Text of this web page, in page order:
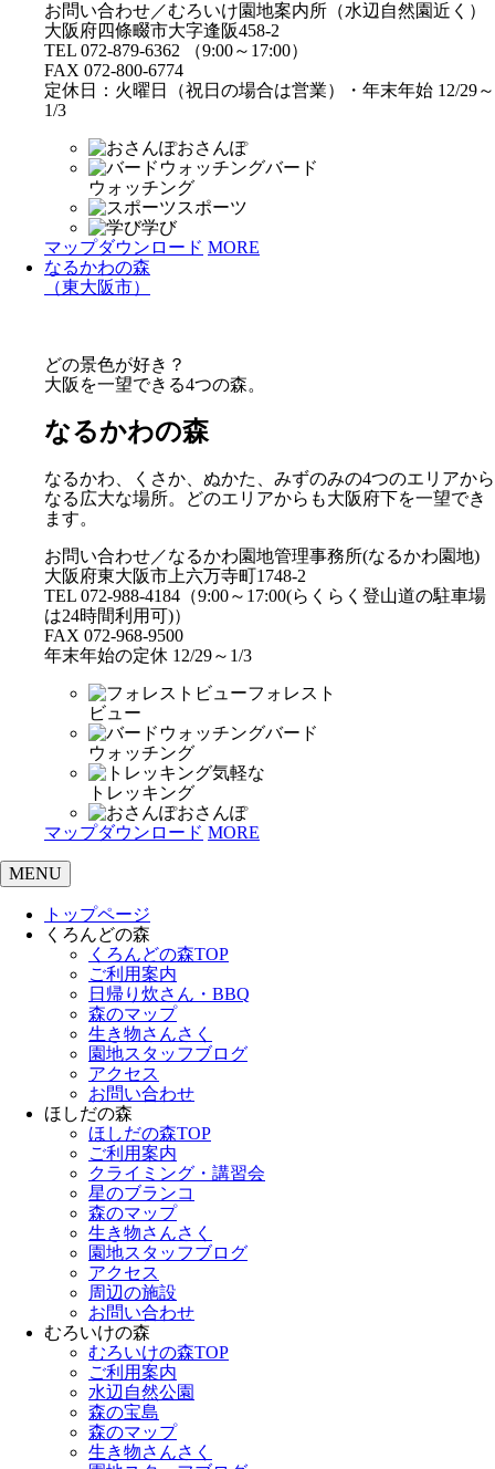
お問い合わせ／むろいけ園地案内所（水辺自然園近く）
大阪府四條畷市大字逢阪458-2
TEL 072-879-6362 （9:00～17:00）
FAX 072-800-6774
定休日：火曜日（祝日の場合は営業）・年末年始 12/29～
1/3
おさんぽ
バード
ウォッチング
スポーツ
学び
マップダウンロード MORE
なるかわの森
（東大阪市）
どの景色が好き？
大阪を一望できる4つの森。
なるかわの森
なるかわ、くさか、ぬかた、みずのみの4つのエリアから
なる広大な場所。どのエリアからも大阪府下を一望でき
ます。
お問い合わせ／なるかわ園地管理事務所(なるかわ園地)
大阪府東大阪市上六万寺町1748-2
TEL 072-988-4184（9:00～17:00(らくらく登山道の駐車場
は24時間利用可)）
FAX 072-968-9500
年末年始の定休 12/29～1/3
フォレスト
ビュー
バード
ウォッチング
気軽な
トレッキング
おさんぽ
マップダウンロード MORE
MENU
トップページ
くろんどの森
くろんどの森TOP
ご利用案内
日帰り炊さん・BBQ
森のマップ
生き物さんさく
園地スタッフブログ
アクセス
お問い合わせ
ほしだの森
ほしだの森TOP
ご利用案内
クライミング・講習会
星のブランコ
森のマップ
生き物さんさく
園地スタッフブログ
アクセス
周辺の施設
お問い合わせ
むろいけの森
むろいけの森TOP
ご利用案内
水辺自然公園
森の宝島
森のマップ
生き物さんさく